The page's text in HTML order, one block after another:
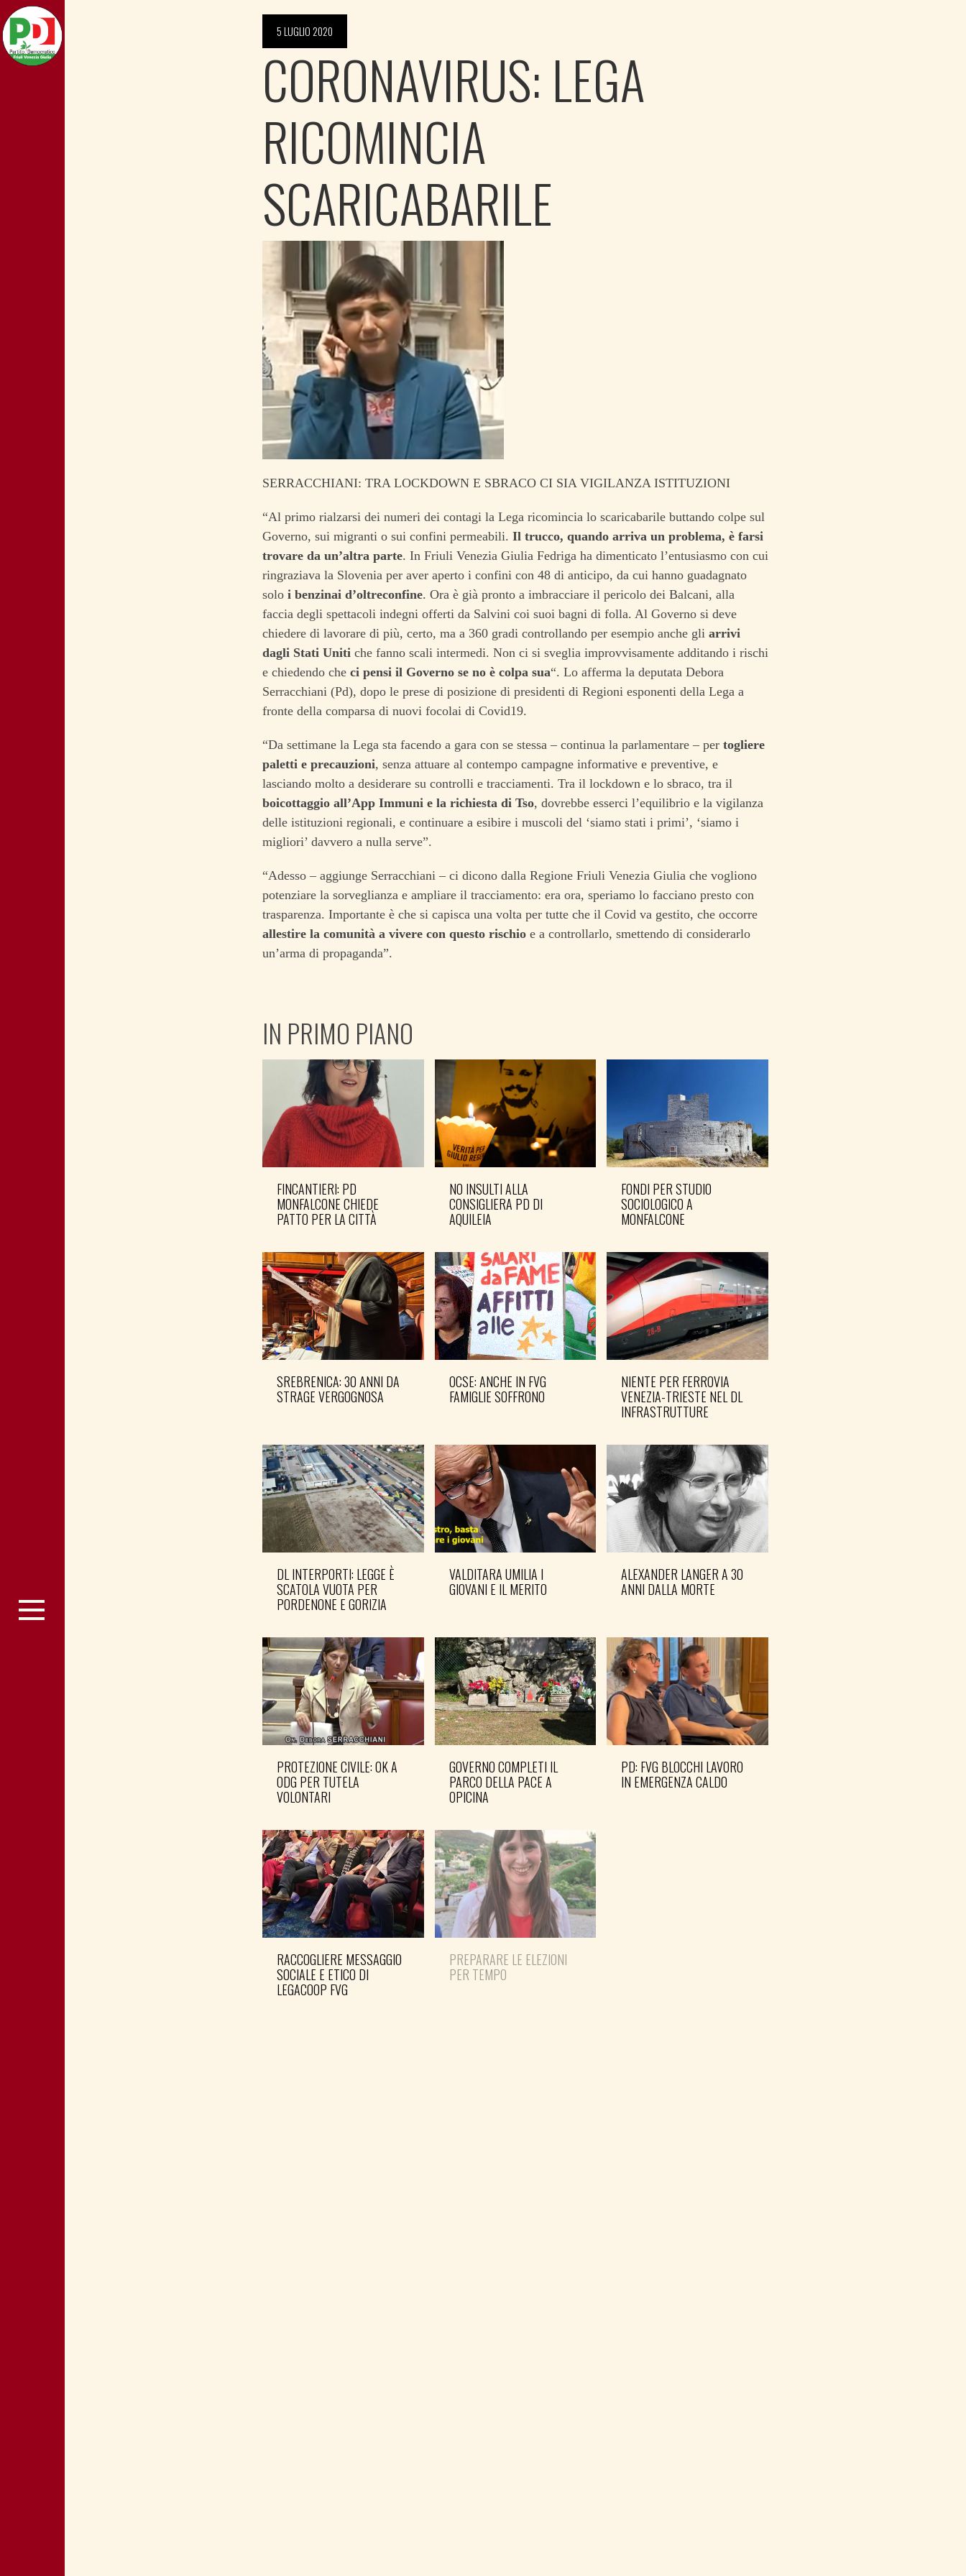
5 LUGLIO 2020
CORONAVIRUS: LEGA
RICOMINCIA
SCARICABARILE
SERRACCHIANI: TRA LOCKDOWN E SBRACO CI SIA VIGILANZA ISTITUZIONI
“Al primo rialzarsi dei numeri dei contagi la Lega ricomincia lo scaricabarile buttando colpe sul
Governo, sui migranti o sui confini permeabili. Il trucco, quando arriva un problema, è farsi
trovare da un’altra parte. In Friuli Venezia Giulia Fedriga ha dimenticato l’entusiasmo con cui
ringraziava la Slovenia per aver aperto i confini con 48 di anticipo, da cui hanno guadagnato
solo i benzinai d’oltreconfine. Ora è già pronto a imbracciare il pericolo dei Balcani, alla
faccia degli spettacoli indegni offerti da Salvini coi suoi bagni di folla. Al Governo si deve
chiedere di lavorare di più, certo, ma a 360 gradi controllando per esempio anche gli arrivi
dagli Stati Unitiche fanno scali intermedi. Non ci si sveglia improvvisamente additando i rischi
e chiedendo che ci pensi il Governo se no è colpa sua“. Lo afferma la deputata Debora
Serracchiani (Pd), dopo le prese di posizione di presidenti di Regioni esponenti della Lega a
fronte della comparsa di nuovi focolai di Covid19.
“Da settimane la Lega sta facendo a gara con se stessa – continua la parlamentare – per togliere
paletti e precauzioni, senza attuare al contempo campagne informative e preventive, e
lasciando molto a desiderare su controlli e tracciamenti. Tra il lockdown e lo sbraco, tra il
boicottaggio all’App Immuni e la richiesta di Tso, dovrebbe esserci l’equilibrio e la vigilanza
delle istituzioni regionali, e continuare a esibire i muscoli del ‘siamo stati i primi’, ‘siamo i
migliori’ davvero a nulla serve”.
“Adesso – aggiunge Serracchiani – ci dicono dalla Regione Friuli Venezia Giulia che vogliono
potenziare la sorveglianza e ampliare il tracciamento: era ora, speriamo lo facciano presto con
trasparenza. Importante è che si capisca una volta per tutte che il Covid va gestito, che occorre
allestire la comunità a vivere con questo rischioe a controllarlo, smettendo di considerarlo
un’arma di propaganda”.
IN PRIMO PIANO
FINCANTIERI: PD
MONFALCONE CHIEDE
PATTO PER LA CITTÀ
NO INSULTI ALLA
CONSIGLIERA PD DI
AQUILEIA
FONDI PER STUDIO
SOCIOLOGICO A
MONFALCONE
SREBRENICA: 30 ANNI DA
STRAGE VERGOGNOSA
OCSE: ANCHE IN FVG
FAMIGLIE SOFFRONO
NIENTE PER FERROVIA
VENEZIA-TRIESTE NEL DL
INFRASTRUTTURE
DL INTERPORTI: LEGGE È
SCATOLA VUOTA PER
PORDENONE E GORIZIA
VALDITARA UMILIA I
GIOVANI E IL MERITO
ALEXANDER LANGER A 30
ANNI DALLA MORTE
PROTEZIONE CIVILE: OK A
ODG PER TUTELA
VOLONTARI
GOVERNO COMPLETI IL
PARCO DELLA PACE A
OPICINA
PD: FVG BLOCCHI LAVORO
IN EMERGENZA CALDO
RACCOGLIERE MESSAGGIO
SOCIALE E ETICO DI
LEGACOOP FVG
PREPARARE LE ELEZIONI
PER TEMPO